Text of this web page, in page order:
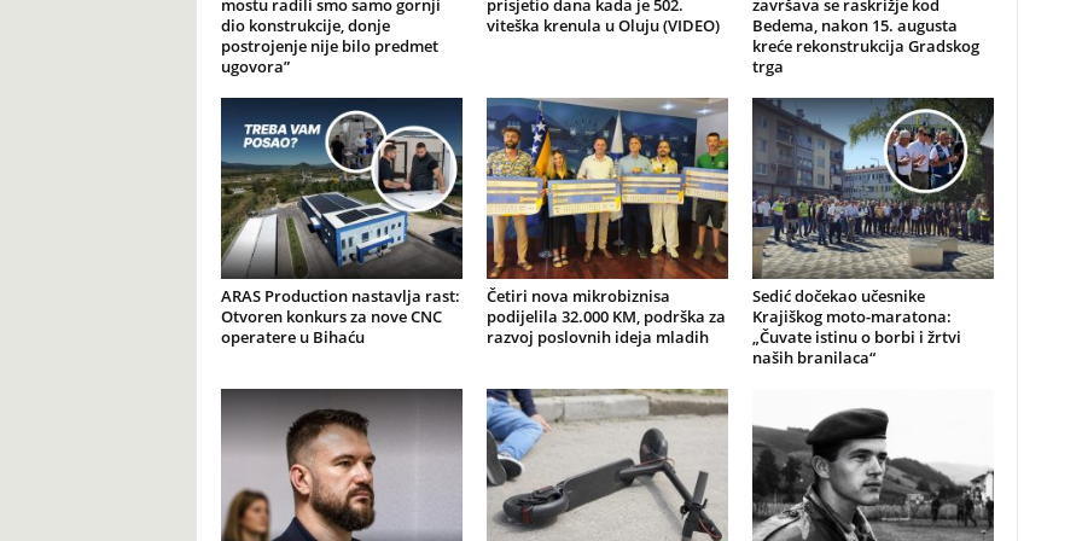
mostu radili smo samo gornji
dio konstrukcije, donje
postrojenje nije bilo predmet
ugovora”
prisjetio dana kada je 502.
viteška krenula u Oluju (VIDEO)
završava se raskrižje kod
Bedema, nakon 15. augusta
kreće rekonstrukcija Gradskog
trga
ARAS Production nastavlja rast:
Otvoren konkurs za nove CNC
operatere u Bihaću
Četiri nova mikrobiznisa
podijelila 32.000 KM, podrška za
razvoj poslovnih ideja mladih
Sedić dočekao učesnike
Krajiškog moto-maratona:
„Čuvate istinu o borbi i žrtvi
naših branilaca“